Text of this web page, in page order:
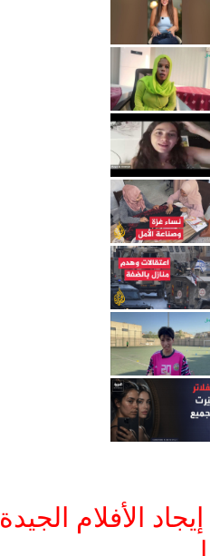
الأفلام الجيدة